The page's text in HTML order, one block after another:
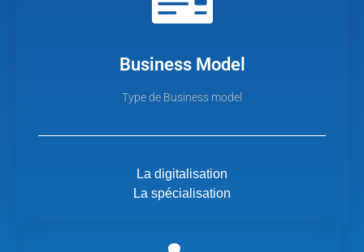
Business Model
Type de Business model
La digitalisation
La spécialisation